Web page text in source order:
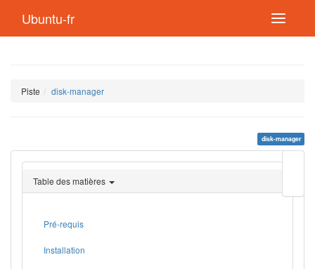
Ubuntu-fr
Piste disk-manager
disk-manager
page
Table des matières
Pré-requis
Installation